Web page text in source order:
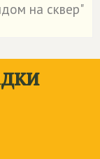
на сквер"